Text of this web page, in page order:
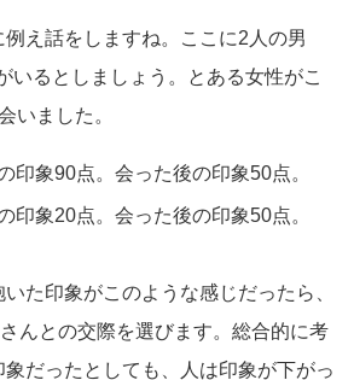
え話をしますね。ここに2人の男
いるとしましょう。とある女性がこ
いました。
印象90点。会った後の印象50点。
印象20点。会った後の印象50点。
た印象がこのような感じだったら、
んとの交際を選びます。総合的に考
象だったとしても、人は印象が下がっ